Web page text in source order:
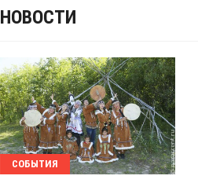
НОВОСТИ
СОБЫТИЯ